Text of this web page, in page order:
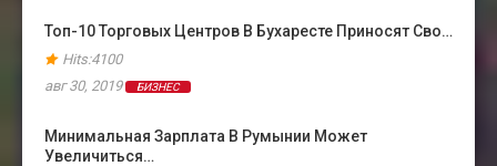
Топ-10 Торговых Центров В Бухаресте Приносят Сво…
Hits:4100
авг 30, 2019
БИЗНЕС
Минимальная Зарплата В Румынии Может
Увеличиться…